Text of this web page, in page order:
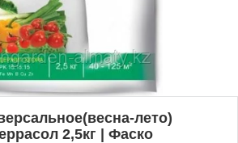
лето)
2,5кг | Фаско